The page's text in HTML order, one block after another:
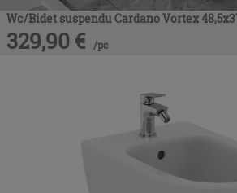
Wc/Bidet suspendu Cardano Vortex
329,90 € /pc